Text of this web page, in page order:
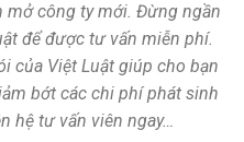
mở công ty mới. Đừng ngần
để được tư vấn miễn phí.
của Việt Luật giúp cho bạn
bớt các chi phí phát sinh
hệ tư vấn viên ngay…